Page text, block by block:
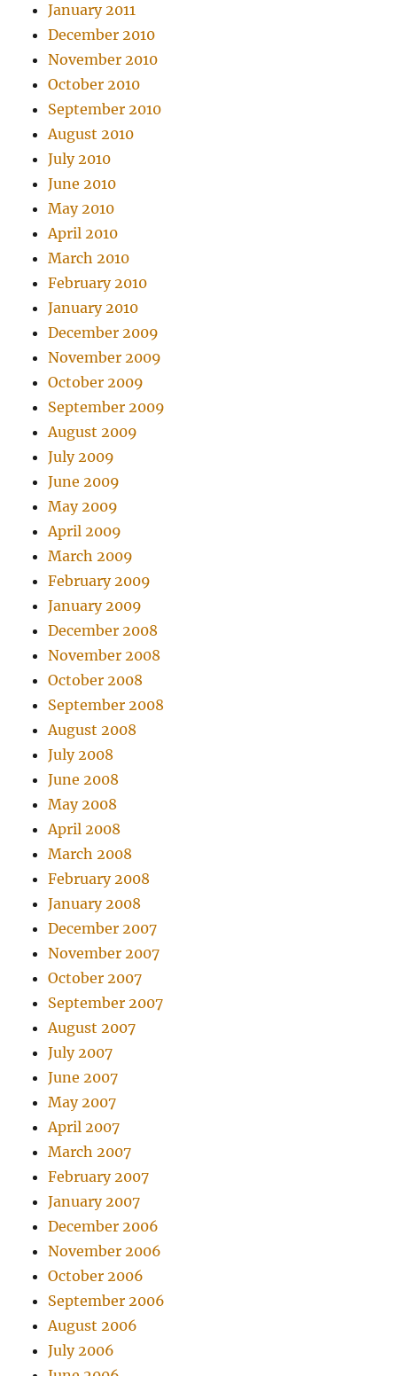
January 2011
December 2010
November 2010
October 2010
September 2010
August 2010
July 2010
June 2010
May 2010
April 2010
March 2010
February 2010
January 2010
December 2009
November 2009
October 2009
September 2009
August 2009
July 2009
June 2009
May 2009
April 2009
March 2009
February 2009
January 2009
December 2008
November 2008
October 2008
September 2008
August 2008
July 2008
June 2008
May 2008
April 2008
March 2008
February 2008
January 2008
December 2007
November 2007
October 2007
September 2007
August 2007
July 2007
June 2007
May 2007
April 2007
March 2007
February 2007
January 2007
December 2006
November 2006
October 2006
September 2006
August 2006
July 2006